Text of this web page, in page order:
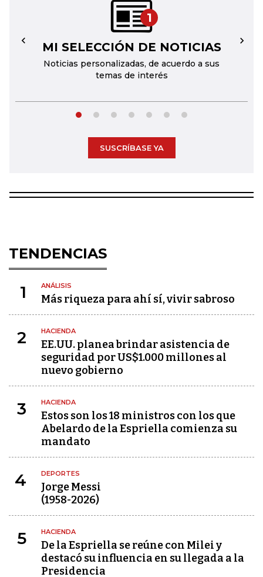
1
MI SELECCIÓN DE NOTICIAS
Noticias personalizadas, de acuerdo a sus
temas de interés
← →
SUSCRÍBASE YA
TENDENCIAS
1 ANÁLISIS
Más riqueza para ahí sí, vivir sabroso
2 HACIENDA
EE.UU. planea brindar asistencia de
seguridad por US$1.000 millones al
nuevo gobierno
3 HACIENDA
Estos son los 18 ministros con los que
Abelardo de la Espriella comienza su
mandato
4 DEPORTES
Jorge Messi
(1958-2026)
5 HACIENDA
De la Espriella se reúne con Milei y
destacó su influencia en su llegada a la
Presidencia